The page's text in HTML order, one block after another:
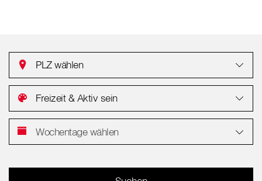
PLZ wählen
Freizeit & Aktiv sein
Wochentage wählen